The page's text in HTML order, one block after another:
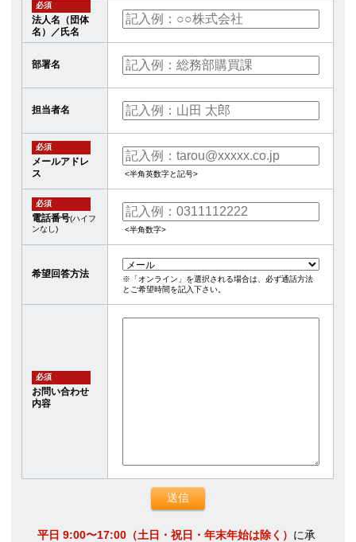
必須
法人名（団体
名）／氏名
部署名
担当者名
必須
メールアドレ
ス
<半角英数字と記号>
必須
電話番号(ハイフ
ンなし)
<半角数字>
希望回答方法
※「オンライン」を選択される場合は、必ず通話方法
とご希望時間を記入下さい。
必須
お問い合わせ
内容
平日 9:00〜17:00（土日・祝日・年末年始は除く） に承